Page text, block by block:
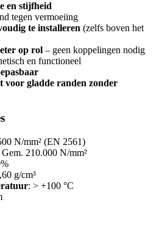
en stijfheid
tegen vermoeiing
te installeren (zelfs boven het
op rol – geen koppelingen nodig
en functioneel
voor gladde randen zonder
N/mm² (EN 2561)
Gem. 210.000 N/mm²
g/cm³
: > +100 °C